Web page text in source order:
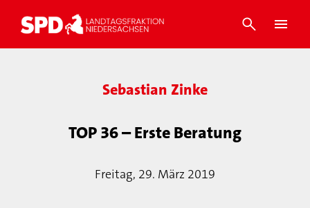
Sebastian Zinke
TOP 36 – Erste Beratung
Freitag, 29. März 2019